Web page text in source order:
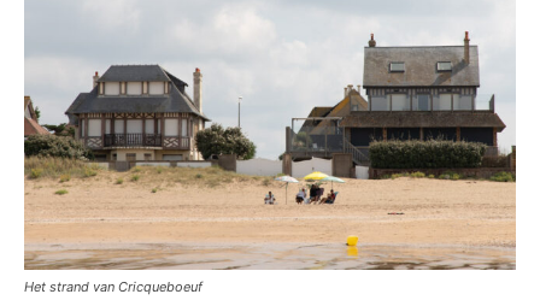
Het strand van Cricqueboeuf